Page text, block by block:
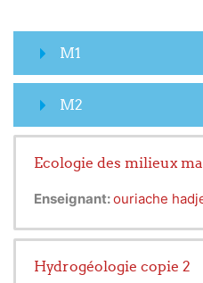
M1
M2
Ecologie des milieux
Enseignant:ouriache
Hydrogéologie copie 2